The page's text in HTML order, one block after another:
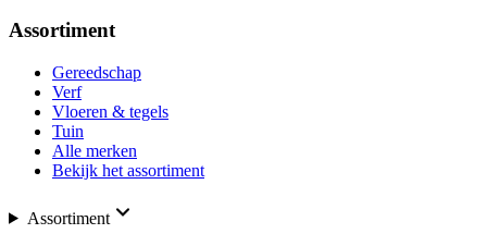
Assortiment
Gereedschap
Verf
Vloeren & tegels
Tuin
Alle merken
Bekijk het assortiment
Assortiment